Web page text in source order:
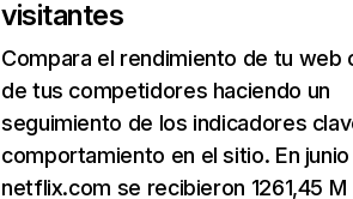
visitantes
Compara el rendimiento de tu web
de tus competidores haciendo un
seguimiento de los indicadores
comportamiento en el sitio. En junio
netflix.com se recibieron 1261,45 M